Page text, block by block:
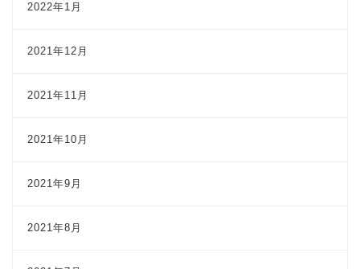
2022年1月
2021年12月
2021年11月
2021年10月
2021年9月
2021年8月